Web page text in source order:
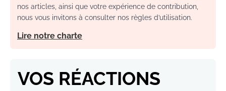
nos articles, ainsi que votre expérience de contribution,
nous vous invitons à consulter nos règles d’utilisation.
Lire notre charte
VOS RÉACTIONS